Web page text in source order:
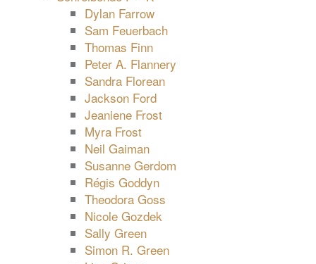
Dylan Farrow
Sam Feuerbach
Thomas Finn
Peter A. Flannery
Sandra Florean
Jackson Ford
Jeaniene Frost
Myra Frost
Neil Gaiman
Susanne Gerdom
Régis Goddyn
Theodora Goss
Nicole Gozdek
Sally Green
Simon R. Green